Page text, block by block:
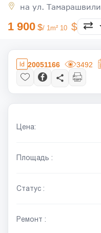
на ул. Тамарашвили
1 900 / 1m² 10
20051166 3492
Цена:
Площадь :
Статус :
Ремонт :